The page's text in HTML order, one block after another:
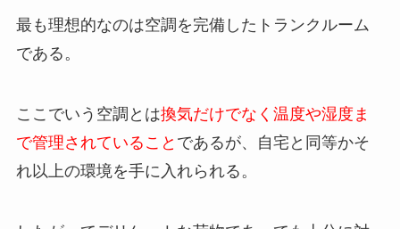
最も理想的なのは空調を完備したトランクルーム
である。
ここでいう空調とは換気だけでなく温度や湿度ま
で管理されていること であるが、自宅と同等かそ
れ以上の環境を手に入れられる。